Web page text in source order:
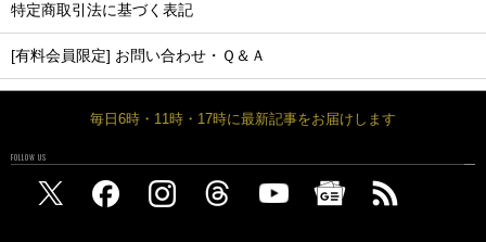
特定商取引法に基づく表記
[有料会員限定] お問い合わせ・Ｑ＆Ａ
毎日6時・11時・17時に最新記事をお届けします
FOLLOW US